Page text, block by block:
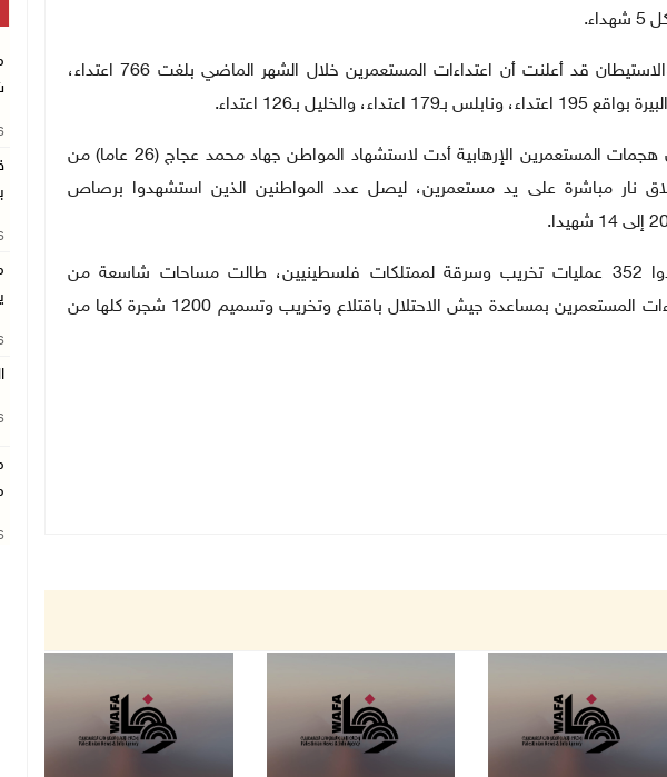
.
يذكر أن هيئة مقاومة الجدار والاستيطان قد أعلنت أن اعتداءات المستعمرين خلال الشهر الماضي بلغت 766 اعتداء،
والخليل بـ126 اعتداء
.
وبينت في تقريرها الشهري، أن هجمات المستعمرين الإرهابية أدت لاستشهاد المواطن جهاد محمد عجاج (26 عاما) من
نار مباشرة على يد مستعمرين، ليصل عدد المواطنين الذين استشهدوا برصاص
وأضافت أن المستعمرين نفذوا 352 عمليات تخريب وسرقة لممتلكات فلسطينيين، طالت مساحات شاسعة من
الأراضي، وكذلك تسببت اعتداءات المستعمرين بمساعدة جيش الاحتلال باقتلاع وتخريب وتسميم 1200 شجرة كلها من